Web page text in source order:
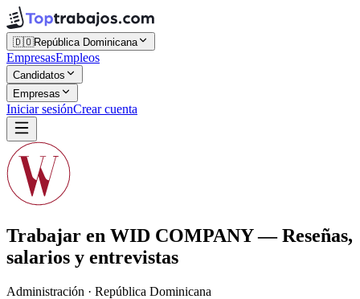
🇩🇴República Dominicana
EmpresasEmpleos
Candidatos
Empresas
Iniciar sesiónCrear cuenta
Trabajar en WID COMPANY— Reseñas,
salarios y entrevistas
Administración · República Dominicana